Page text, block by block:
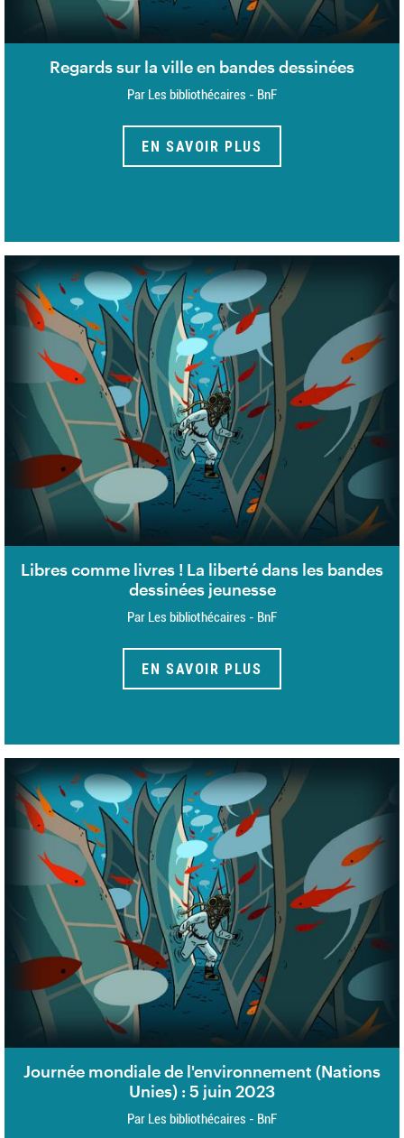
Regards sur la ville en bandes dessinées
Par Les bibliothécaires - BnF
EN SAVOIR PLUS
Libres comme livres ! La liberté dans les bandes
dessinées jeunesse
Par Les bibliothécaires - BnF
EN SAVOIR PLUS
Journée mondiale de l'environnement (Nations
Unies) : 5 juin 2023
Par Les bibliothécaires - BnF